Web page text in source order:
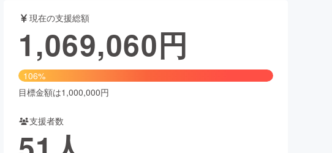
ォーマンス
ファッション
ー・ヘルスケア
現在の支援総額
1,069,060円
106%
目標金額は1,000,000円
支援者数